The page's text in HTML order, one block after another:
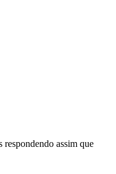
assim que